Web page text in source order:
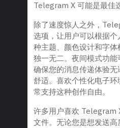
Telegram X 可能是最佳
除了速度惊人之外，
选项，让用户可以根据
种主题、颜色设计和字
独一无二。夜间模式功能
确保您的消息传递体验
舒适。喜欢个性化电子
常支持这种创作自由。
许多用户喜欢 Telegram
文件。无论您是想发送